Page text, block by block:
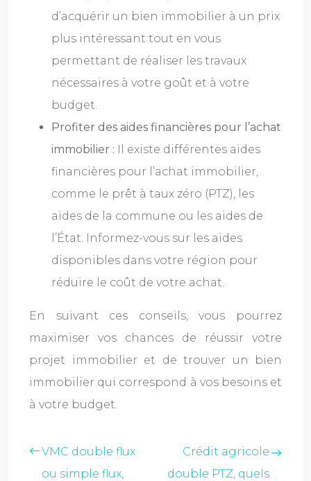
d’acquérir un bien immobilier à un prix
plus intéressant tout en vous
permettant de réaliser les travaux
nécessaires à votre goût et à votre
budget.
Profiter des aides financières pour l’achat
immobilier : Il existe différentes aides
financières pour l’achat immobilier,
comme le prêt à taux zéro (PTZ), les
aides de la commune ou les aides de
l’État. Informez-vous sur les aides
disponibles dans votre région pour
réduire le coût de votre achat.
En suivant ces conseils, vous pourrez
maximiser vos chances de réussir votre
projet immobilier et de trouver un bien
immobilier qui correspond à vos besoins et
à votre budget.
VMC double flux
ou simple flux,
Crédit agricole
double PTZ, quels